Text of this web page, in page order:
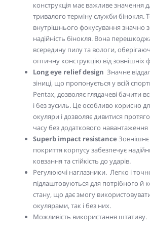
конструкція має важливе значення
тривалого терміну служби бінокля.
внутрішнього фокусування значно
надійність бінокля. Вона
всередину пилу та вологи,
оптичну конструкцію від зовнішніх
Long eye relief design Значне
зіниці, що пропонується у всій
Pentax, дозволяє глядачеві бачити
і без зусиль. Це особливо корисно
окуляри і дозволяє дивитися
часу без додаткового навантаження
Superb impact resistance
покриття корпусу забезпечує
ковзання тастійкість до ударів.
Регулюючі наглазники. Легко і
підлаштовуються для потрібного й
стану, що дає змогу
окулярами, так і без них.
Можливість використання штативу.